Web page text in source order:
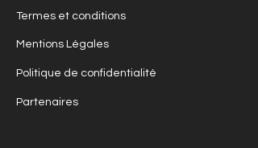
Termes et conditions
Mentions Légales
Politique de confidentialité
Partenaires